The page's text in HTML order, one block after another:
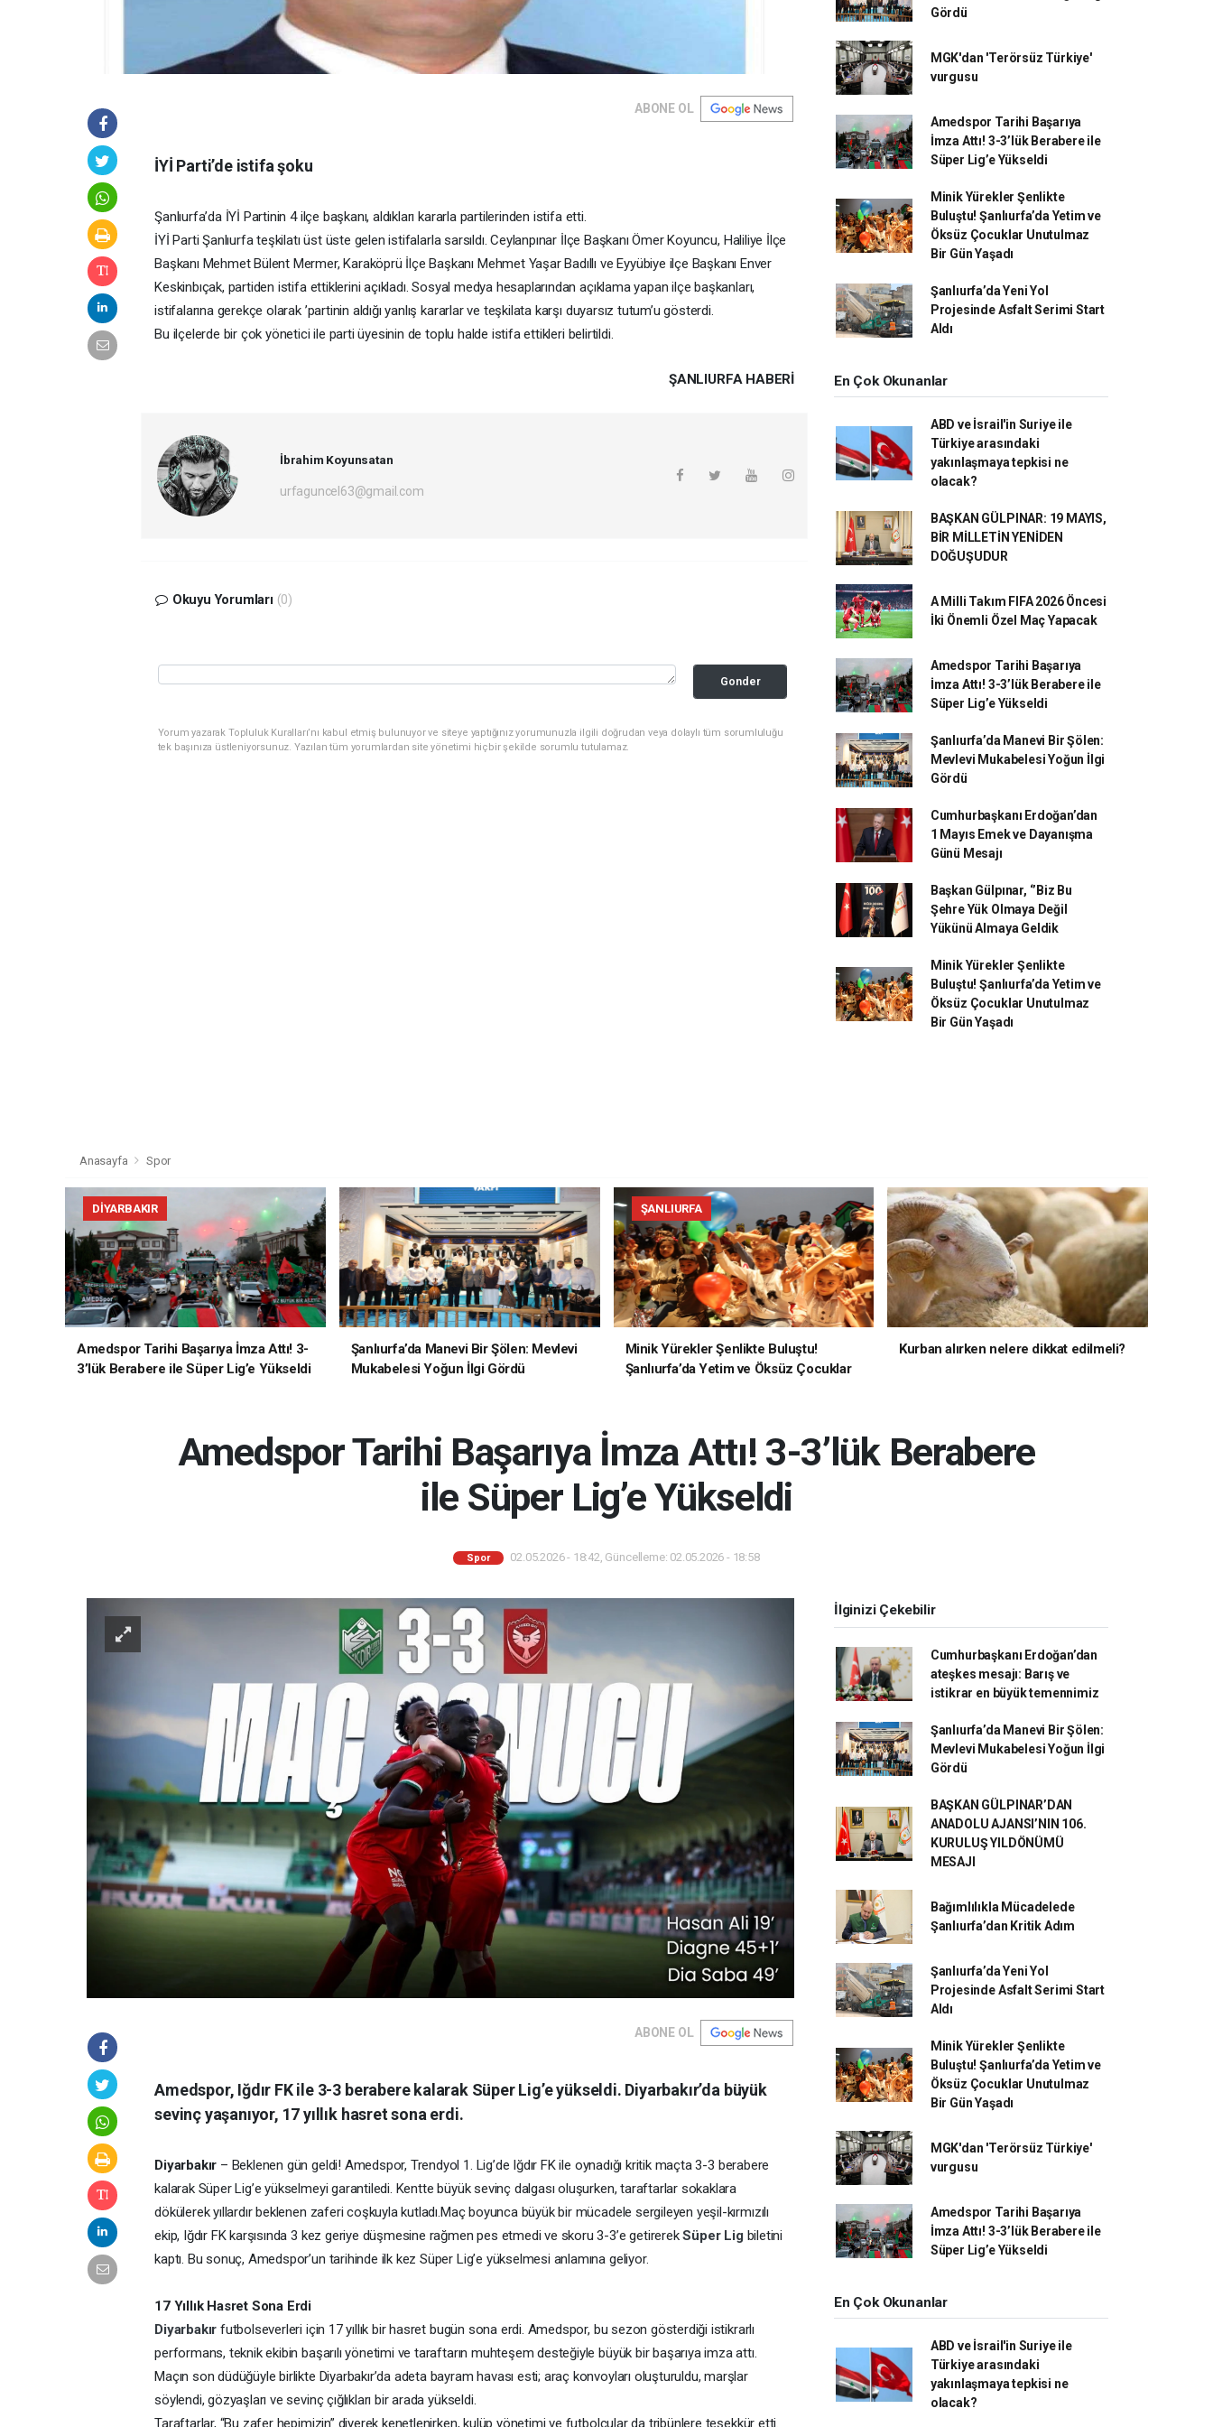
ABONE OL
İYİ Parti’de istifa şoku
Şanlıurfa’da İYİ Partinin 4 ilçe başkanı, aldıkları kararla partilerinden istifa etti.
İYİ Parti Şanlıurfa teşkilatı üst üste gelen istifalarla sarsıldı. Ceylanpınar İlçe Başkanı Ömer Koyuncu, Haliliye İlçe
Başkanı Mehmet Bülent Mermer, Karaköprü İlçe Başkanı Mehmet Yaşar Badıllı ve Eyyübiye ilçe Başkanı Enver
Keskinbıçak, partiden istifa ettiklerini açıkladı. Sosyal medya hesaplarından açıklama yapan ilçe başkanları,
istifalarına gerekçe olarak ’partinin aldığı yanlış kararlar ve teşkilata karşı duyarsız tutum’u gösterdi.
Bu ilçelerde bir çok yönetici ile parti üyesinin de toplu halde istifa ettikleri belirtildi.
ŞANLIURFA HABERİ
İbrahim Koyunsatan
urfaguncel63@gmail.com
Okuyu Yorumları (0)
Gonder
Yorum yazarak Topluluk Kuralları’nı kabul etmiş bulunuyor ve siteye yaptığınız yorumunuzla ilgili doğrudan veya dolaylı tüm sorumluluğu
tek başınıza üstleniyorsunuz. Yazılan tüm yorumlardan site yönetimi hiçbir şekilde sorumlu tutulamaz.
Gördü
MGK'dan 'Terörsüz Türkiye'
vurgusu
Amedspor Tarihi Başarıya
İmza Attı! 3-3’lük Berabere ile
Süper Lig’e Yükseldi
Minik Yürekler Şenlikte
Buluştu! Şanlıurfa’da Yetim ve
Öksüz Çocuklar Unutulmaz
Bir Gün Yaşadı
Şanlıurfa’da Yeni Yol
Projesinde Asfalt Serimi Start
Aldı
En Çok Okunanlar
ABD ve İsrail'in Suriye ile
Türkiye arasındaki
yakınlaşmaya tepkisi ne
olacak?
BAŞKAN GÜLPINAR: 19 MAYIS,
BİR MİLLETİN YENİDEN
DOĞUŞUDUR
A Milli Takım FIFA 2026 Öncesi
İki Önemli Özel Maç Yapacak
Amedspor Tarihi Başarıya
İmza Attı! 3-3’lük Berabere ile
Süper Lig’e Yükseldi
Şanlıurfa’da Manevi Bir Şölen:
Mevlevi Mukabelesi Yoğun İlgi
Gördü
Cumhurbaşkanı Erdoğan’dan
1 Mayıs Emek ve Dayanışma
Günü Mesajı
Başkan Gülpınar, ‘’Biz Bu
Şehre Yük Olmaya Değil
Yükünü Almaya Geldik
Minik Yürekler Şenlikte
Buluştu! Şanlıurfa’da Yetim ve
Öksüz Çocuklar Unutulmaz
Bir Gün Yaşadı
Anasayfa Spor
DIYARBAKIR
Amedspor Tarihi Başarıya İmza Attı! 3-
3’lük Berabere ile Süper Lig’e Yükseldi
Şanlıurfa’da Manevi Bir Şölen: Mevlevi
Mukabelesi Yoğun İlgi Gördü
ŞANLIURFA
Minik Yürekler Şenlikte Buluştu!
Şanlıurfa’da Yetim ve Öksüz Çocuklar
Kurban alırken nelere dikkat edilmeli?
Amedspor Tarihi Başarıya İmza Attı! 3-3’lük Berabere
ile Süper Lig’e Yükseldi
Spor 02.05.2026 - 18:42, Güncelleme: 02.05.2026 - 18:58
ABONE OL
Amedspor, Iğdır FK ile 3-3 berabere kalarak Süper Lig’e yükseldi. Diyarbakır’da büyük
sevinç yaşanıyor, 17 yıllık hasret sona erdi.
Diyarbakır – Beklenen gün geldi! Amedspor, Trendyol 1. Lig’de Iğdır FK ile oynadığı kritik maçta 3-3 berabere
kalarak Süper Lig’e yükselmeyi garantiledi. Kentte büyük sevinç dalgası oluşurken, taraftarlar sokaklara
dökülerek yıllardır beklenen zaferi coşkuyla kutladı.Maç boyunca büyük bir mücadele sergileyen yeşil-kırmızılı
ekip, Iğdır FK karşısında 3 kez geriye düşmesine rağmen pes etmedi ve skoru 3-3’e getirerekSüper Lig biletini
kaptı. Bu sonuç, Amedspor’un tarihinde ilk kez Süper Lig’e yükselmesi anlamına geliyor.
17 Yıllık Hasret Sona Erdi
Diyarbakır futbolseverleri için 17 yıllık bir hasret bugün sona erdi. Amedspor, bu sezon gösterdiği istikrarlı
performans, teknik ekibin başarılı yönetimi ve taraftarın muhteşem desteğiyle büyük bir başarıya imza attı.
Maçın son düdüğüyle birlikte Diyarbakır’da adeta bayram havası esti; araç konvoyları oluşturuldu, marşlar
söylendi, gözyaşları ve sevinç çığlıkları bir arada yükseldi.
Taraftarlar, “Bu zafer hepimizin” diyerek kenetlenirken, kulüp yönetimi ve futbolcular da tribünlere teşekkür etti.
İlginizi Çekebilir
Cumhurbaşkanı Erdoğan’dan
ateşkes mesajı: Barış ve
istikrar en büyük temennimiz
Şanlıurfa’da Manevi Bir Şölen:
Mevlevi Mukabelesi Yoğun İlgi
Gördü
BAŞKAN GÜLPINAR’DAN
ANADOLU AJANSI’NIN 106.
KURULUŞ YILDÖNÜMÜ
MESAJI
Bağımlılıkla Mücadelede
Şanlıurfa’dan Kritik Adım
Şanlıurfa’da Yeni Yol
Projesinde Asfalt Serimi Start
Aldı
Minik Yürekler Şenlikte
Buluştu! Şanlıurfa’da Yetim ve
Öksüz Çocuklar Unutulmaz
Bir Gün Yaşadı
MGK'dan 'Terörsüz Türkiye'
vurgusu
Amedspor Tarihi Başarıya
İmza Attı! 3-3’lük Berabere ile
Süper Lig’e Yükseldi
En Çok Okunanlar
ABD ve İsrail'in Suriye ile
Türkiye arasındaki
yakınlaşmaya tepkisi ne
olacak?